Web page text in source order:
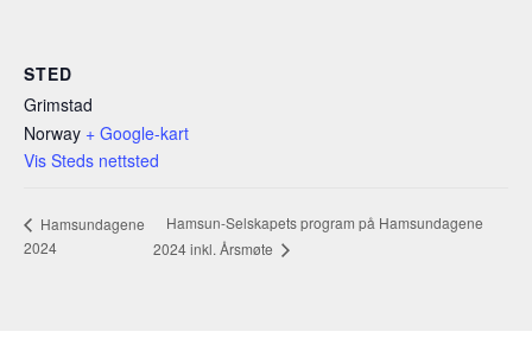
STED
Grimstad
Norway + Google-kart
Vis Steds nettsted
Hamsundagene
2024
Hamsun-Selskapets program på Hamsundagene
2024 inkl. Årsmøte